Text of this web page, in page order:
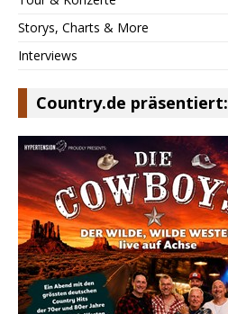
Storys, Charts & More
Interviews
Country.de präsentiert: